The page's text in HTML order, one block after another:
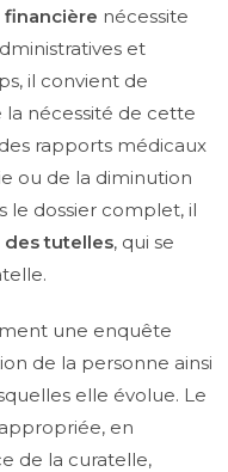
financière nécessite
et
il convient de
la nécessité de cette
rapports médicaux
ou de la diminution
le dossier complet, il
des tutelles, qui se
une enquête
de la personne ainsi
elle évolue. Le
en
de la curatelle,